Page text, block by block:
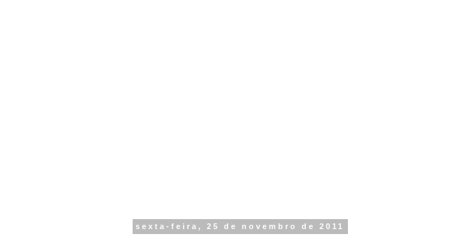
sexta-feira, 25 de novembro de 2011